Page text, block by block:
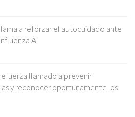
a reforzar el autocuidado ante
A
llamado a prevenir
y reconocer oportunamente los